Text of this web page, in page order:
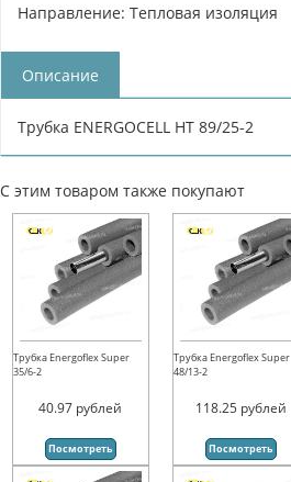
Направление: Тепловая изоляция
Описание
Трубка ENERGOCELL HT 89/25-2
С этим товаром также покупают
Трубка Energoflex Super
35/6-2
40.97 рублей
Посмотреть
Трубка Energoflex Super
48/13-2
118.25 рублей
Посмотреть